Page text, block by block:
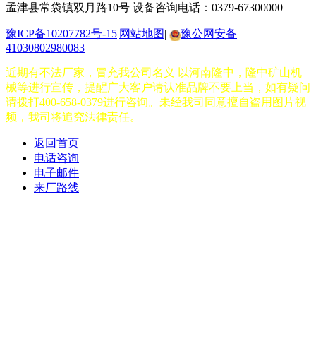
孟津县常袋镇双月路10号 设备咨询电话：0379-67300000
豫ICP备10207782号-15|网站地图|
豫公网安备
41030802980083
近期有不法厂家，冒充我公司名义 以河南隆中，隆中矿山机
械等进行宣传，提醒广大客户请认准品牌不要上当，如有疑问
请拨打400-658-0379进行咨询。未经我司同意擅自盗用图片视
频，我司将追究法律责任。
返回首页
电话咨询
电子邮件
来厂路线